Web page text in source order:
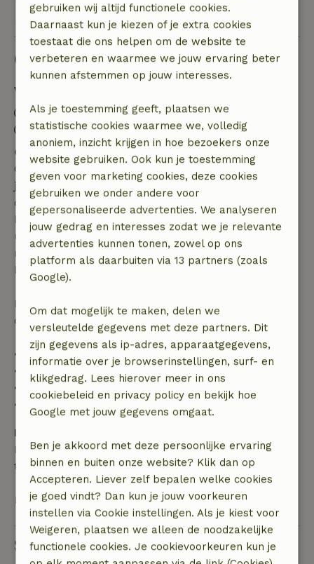
Bekijk 1 beoordeling
Goed om te weten
Verblijfdetails
Inchecken: 15:00- 22:00
Uitchecken: 07:00- 11:00
Gratis annuleren binnen 7 dagen
Gratis annuleren binnen 7 dagen na bevestiging van
je boeking, bij een boekingsaanvraag meer dan 28
dagen voor aanvang. Bij een boeking met aanvang
binnen 28 dagen geldt gratis annuleren binnen 24
uur. Bij annulering binnen gestelde periode heb je
recht op volledige terugbetaling van het
boekingsbedrag.
Daarna krijg je een deel van de reissom en 100% van
de borg terugbetaald:
• tot 42 dagen voor aankomst: 70% terugbetaald
• 42–28 dagen voor aankomst: 40% terugbetaald
• 28 dagen tot de aankomstdag: 10% terugbetaald
• op de aankomstdag of later: geen terugbetaling
Borg
Een borg van € 250,00 is van toepassing. Je wordt
terugbetaald na het uitchecken.
Bekijk alles
Stel een vraag
gebruiken wij altijd functionele cookies.
Daarnaast kun je kiezen of je extra cookies
toestaat die ons helpen om de website te
verbeteren en waarmee we jouw ervaring beter
kunnen afstemmen op jouw interesses.
Als je toestemming geeft, plaatsen we
statistische cookies waarmee we, volledig
anoniem, inzicht krijgen in hoe bezoekers onze
website gebruiken. Ook kun je toestemming
geven voor marketing cookies, deze cookies
gebruiken we onder andere voor
gepersonaliseerde advertenties. We analyseren
jouw gedrag en interesses zodat we je relevante
advertenties kunnen tonen, zowel op ons
platform als daarbuiten via 13 partners (zoals
Google).
Om dat mogelijk te maken, delen we
versleutelde gegevens met deze partners. Dit
zijn gegevens als ip-adres, apparaatgegevens,
informatie over je browserinstellingen, surf- en
klikgedrag. Lees hierover meer in ons
cookiebeleid en privacy policy en bekijk hoe
Google met jouw gegevens omgaat.
Ben je akkoord met deze persoonlijke ervaring
binnen en buiten onze website? Klik dan op
Accepteren. Liever zelf bepalen welke cookies
je goed vindt? Dan kun je jouw voorkeuren
instellen via Cookie instellingen. Als je kiest voor
Weigeren, plaatsen we alleen de noodzakelijke
functionele cookies. Je cookievoorkeuren kun je